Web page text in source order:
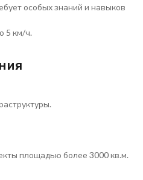
особых знаний и навыков
5 км/ч.
площадью более 3000 кв.м.